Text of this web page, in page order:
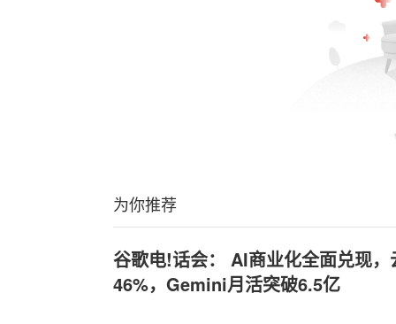
为你推荐
谷歌电!话会： AI商业化全面兑现
46%，Gemini月活突破6.5亿